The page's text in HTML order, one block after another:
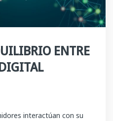
ENTRE
interactúan con su